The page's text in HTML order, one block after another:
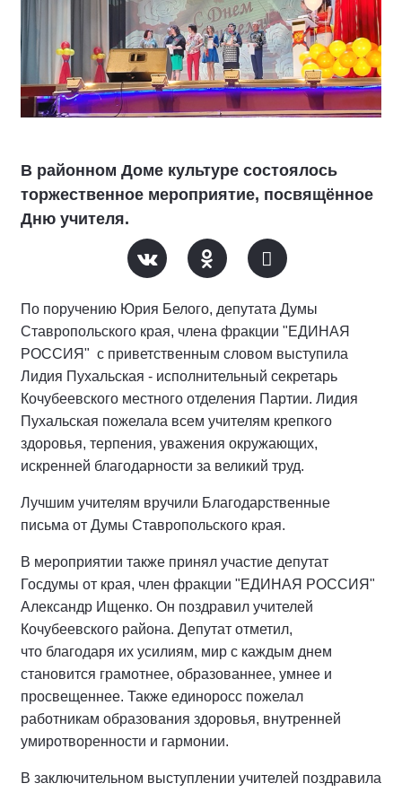
В районном Доме культуре состоялось
торжественное мероприятие, посвящённое
Дню учителя.
По поручению Юрия Белого, депутата Думы
Ставропольского края, члена фракции "ЕДИНАЯ
РОССИЯ" с приветственным словом выступила
Лидия Пухальская - исполнительный секретарь
Кочубеевского местного отделения Партии. Лидия
Пухальская пожелала всем учителям крепкого
здоровья, терпения, уважения окружающих,
искренней благодарности за великий труд.
Лучшим учителям вручили Благодарственные
письма от Думы Ставропольского края.
В мероприятии также принял участие депутат
Госдумы от края, член фракции "ЕДИНАЯ РОССИЯ"
Александр Ищенко. Он поздравил учителей
Кочубеевского района. Депутат отметил,
что благодаря их усилиям, мир с каждым днем
становится грамотнее, образованнее, умнее и
просвещеннее. Также единоросс пожелал
работникам образования здоровья, внутренней
умиротворенности и гармонии.
В заключительном выступлении учителей поздравила